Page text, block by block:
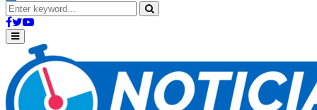
Search
for:
Search
Facebook
Twitter
Youtube
Primary
Menu